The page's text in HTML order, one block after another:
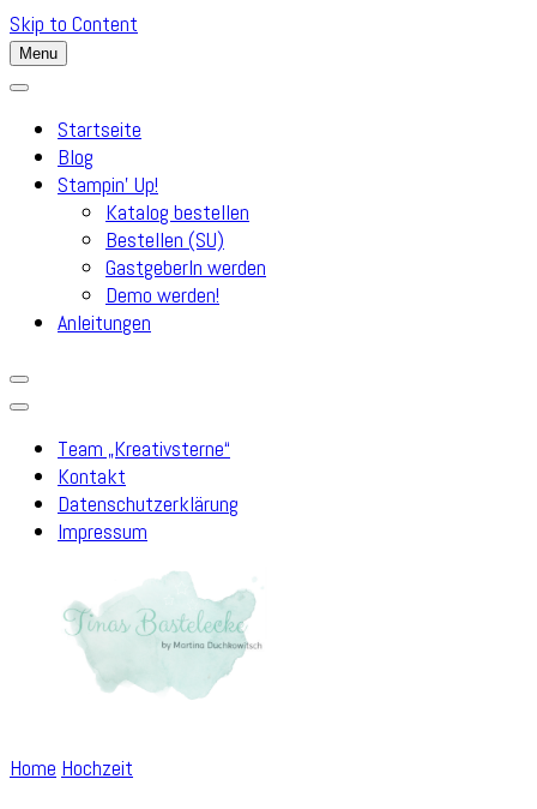
Skip to Content
Menu
Startseite
Blog
Stampin’ Up!
Katalog bestellen
Bestellen (SU)
GastgeberIn werden
Demo werden!
Anleitungen
Team „Kreativsterne“
Kontakt
Datenschutzerklärung
Impressum
Home Hochzeit